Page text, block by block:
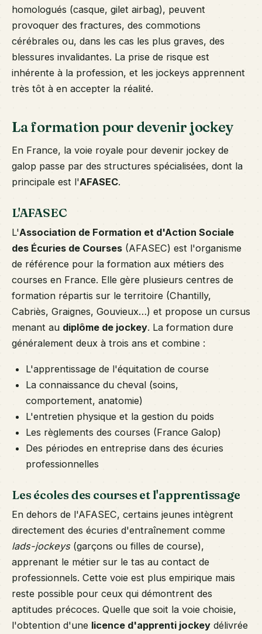
homologués (casque, gilet airbag), peuvent
provoquer des fractures, des commotions
cérébrales ou, dans les cas les plus graves, des
blessures invalidantes. La prise de risque est
inhérente à la profession, et les jockeys apprennent
très tôt à en accepter la réalité.
La formation pour devenir jockey
En France, la voie royale pour devenir jockey de
galop passe par des structures spécialisées, dont la
principale est l'AFASEC.
L'AFASEC
L'Association de Formation et d'Action Sociale
des Écuries de Courses (AFASEC) est l'organisme
de référence pour la formation aux métiers des
courses en France. Elle gère plusieurs centres de
formation répartis sur le territoire (Chantilly,
Cabriès, Graignes, Gouvieux…) et propose un cursus
menant au diplôme de jockey. La formation dure
généralement deux à trois ans et combine :
L'apprentissage de l'équitation de course
La connaissance du cheval (soins,
comportement, anatomie)
L'entretien physique et la gestion du poids
Les règlements des courses (France Galop)
Des périodes en entreprise dans des écuries
professionnelles
Les écoles des courses et l'apprentissage
En dehors de l'AFASEC, certains jeunes intègrent
directement des écuries d'entraînement comme
lads-jockeys(garçons ou filles de course),
apprenant le métier sur le tas au contact de
professionnels. Cette voie est plus empirique mais
reste possible pour ceux qui démontrent des
aptitudes précoces. Quelle que soit la voie choisie,
l'obtention d'une licence d'apprenti jockey délivrée